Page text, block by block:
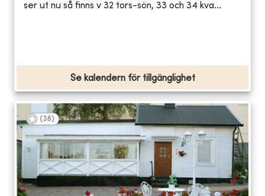
ser ut nu så finns v 32 tors-sön, 33 och 34 kva...
Se kalendern för tillgänglighet
(38)